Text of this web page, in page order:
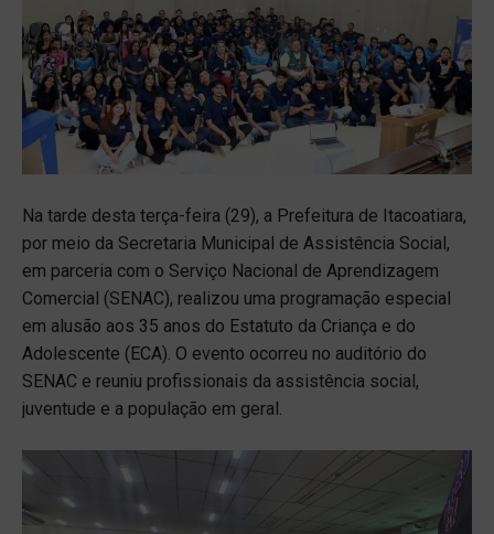
Na tarde desta terça-feira (29), a Prefeitura de Itacoatiara,
por meio da Secretaria Municipal de Assistência Social,
em parceria com o Serviço Nacional de Aprendizagem
Comercial (SENAC), realizou uma programação especial
em alusão aos 35 anos do Estatuto da Criança e do
Adolescente (ECA). O evento ocorreu no auditório do
SENAC e reuniu profissionais da assistência social,
juventude e a população em geral.